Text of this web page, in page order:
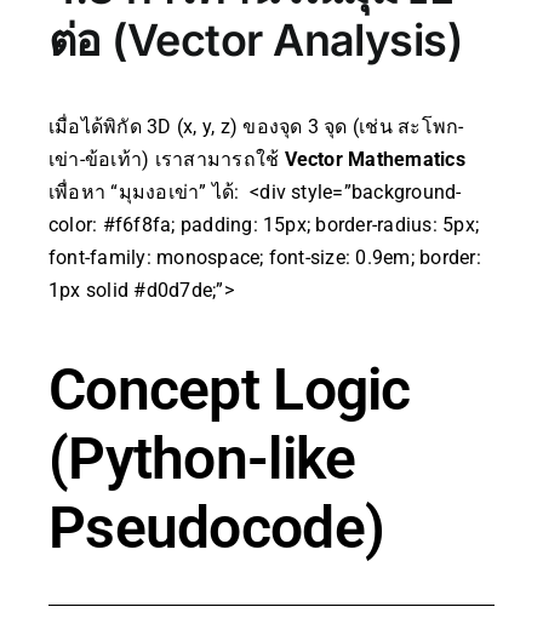
ต่อ (Vector Analysis)
เมื่อได้พิกัด 3D (x, y, z) ของจุด 3 จุด (เช่น สะโพก-
เข่า-ข้อเท้า) เราสามารถใช้ Vector Mathematics
เพื่อหา “มุมงอเข่า” ได้: <div style=”background-
color: #f6f8fa; padding: 15px; border-radius: 5px;
font-family: monospace; font-size: 0.9em; border:
1px solid #d0d7de;”>
Concept Logic
(Python-like
Pseudocode)